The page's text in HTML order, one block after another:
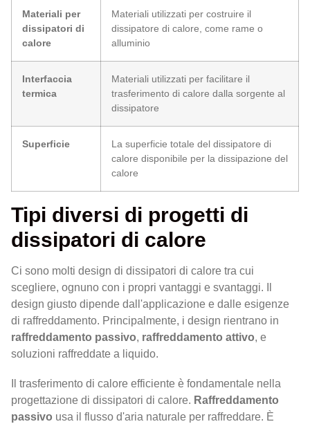
Materiali per
dissipatori di
calore
Materiali utilizzati per costruire il
dissipatore di calore, come rame o
alluminio
Interfaccia
termica
Materiali utilizzati per facilitare il
trasferimento di calore dalla sorgente al
dissipatore
Superficie
La superficie totale del dissipatore di
calore disponibile per la dissipazione del
calore
Tipi diversi di progetti di
dissipatori di calore
Ci sono molti design di dissipatori di calore tra cui
scegliere, ognuno con i propri vantaggi e svantaggi. Il
design giusto dipende dall'applicazione e dalle esigenze
di raffreddamento. Principalmente, i design rientrano in
raffreddamento passivo, raffreddamento attivo, e
soluzioni raffreddate a liquido.
Il trasferimento di calore efficiente è fondamentale nella
progettazione di dissipatori di calore. Raffreddamento
passivo usa il flusso d'aria naturale per raffreddare. È